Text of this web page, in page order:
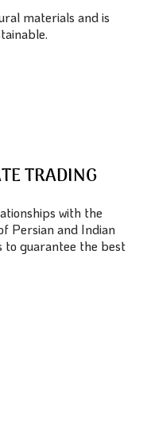
materials and is
TRADING
with the
Persian and Indian
to guarantee the best